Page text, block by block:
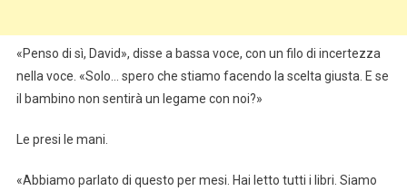
«Penso di sì, David», disse a bassa voce, con un filo di incertezza
nella voce. «Solo… spero che stiamo facendo la scelta giusta. E se
il bambino non sentirà un legame con noi?»
Le presi le mani.
«Abbiamo parlato di questo per mesi. Hai letto tutti i libri. Siamo